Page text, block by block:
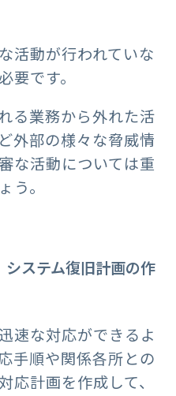
活動が行われていな
要です。
る業務から外れた活
外部の様々な脅威情
な活動については重
う。
ステム復旧計画の作
速な対応ができるよ
手順や関係各所との
応計画を作成して、